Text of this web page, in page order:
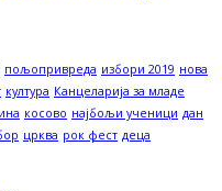
пољопривреда избори 2019 нова
култура Канцеларија за младе
косово најбољи ученици дан
црква рок фест деца